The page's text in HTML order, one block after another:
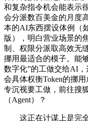
和复杂指令机会能表示
会分派数百美金的月度
本的AI东西摆设体例（
版），明白营业场景的
制、权限分派取高效无
挪用最适合的模子。能
数字化”的工做交给AI
会具体权衡Token的挪
专沉视要工做，前往搜
（Agent）？
这正在计谋上是完全